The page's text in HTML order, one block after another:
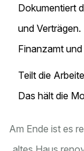
Dokumentiert
und
Finanzamt
Teilt die
Das hält die
Am Ende ist es